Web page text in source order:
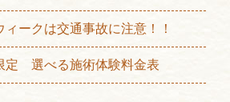
ィークは交通事故に注意！！
定 選べる施術体験料金表